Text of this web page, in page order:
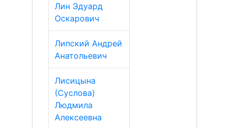
Лин Эдуард
Оскарович
Липский Андрей
Анатольевич
Лисицына
(Суслова)
Людмила
Алексеевна